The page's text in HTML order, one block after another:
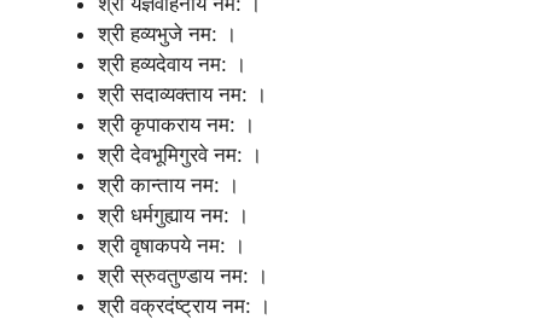
श्री हव्यभुजे नम: ।
श्री हव्यदेवाय नम: ।
श्री सदाव्यक्ताय नम: ।
श्री कृपाकराय नम: ।
श्री देवभूमिगुरवे नम: ।
श्री कान्ताय नम: ।
श्री धर्मगुह्याय नम: ।
श्री वृषाकपये नम: ।
श्री स्रुवतुण्डाय नम: ।
श्री वक्रदंष्ट्राय नम: ।